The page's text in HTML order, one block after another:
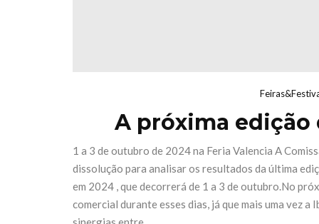
A próxima edição
1 a 3 de outubro de 2024 na Feria Valencia A
dissolução para analisar os resultados da última
em 2024 , que decorrerá de 1 a 3 de outubro.No
comercial durante esses dias, já que mais uma vez